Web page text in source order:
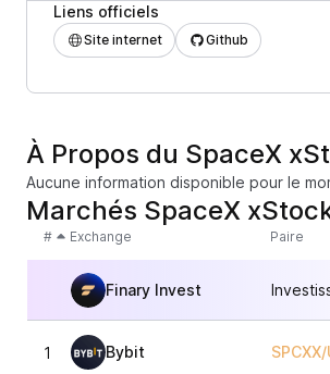
Liens officiels
Site internet Github
À Propos du SpaceX
Aucune information disponible pour le
Marchés SpaceX
# Exchange Paire
Finary Invest
1 Bybit SPCXX/